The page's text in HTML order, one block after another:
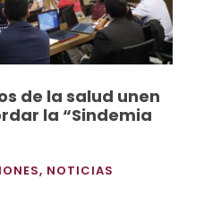
de la salud unen
la “Sindemia
, NOTICIAS